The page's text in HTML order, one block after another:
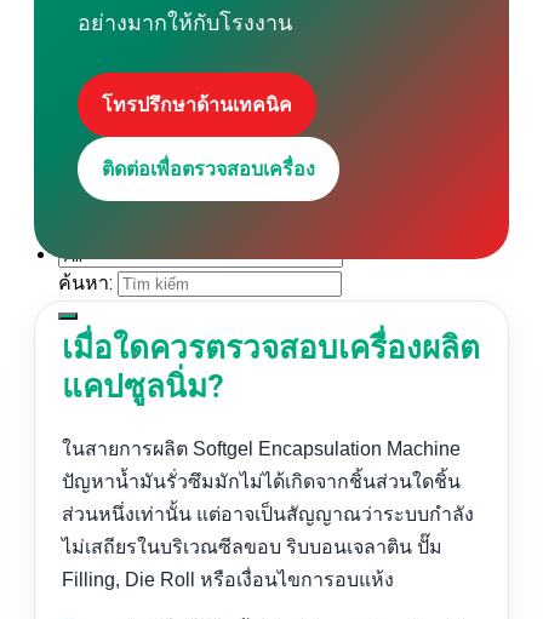
เครื่องกวนและสกัดด้วยอัลตราโซนิก
ดาวน์โหลด
ค้นหา:
อย่างมากให้กับโรงงาน
โทรปรึกษาด้านเทคนิค
ติดต่อเพื่อตรวจสอบเครื่อง
เมื่อใดควรตรวจสอบเครื่องผลิต
แคปซูลนิ่ม?
ในสายการผลิต Softgel Encapsulation Machine
ปัญหาน้ำมันรั่วซึมมักไม่ได้เกิดจากชิ้นส่วนใดชิ้น
ส่วนหนึ่งเท่านั้น แต่อาจเป็นสัญญาณว่าระบบกำลัง
ไม่เสถียรในบริเวณซีลขอบ ริบบอนเจลาติน ปั๊ม
Filling, Die Roll หรือเงื่อนไขการอบแห้ง